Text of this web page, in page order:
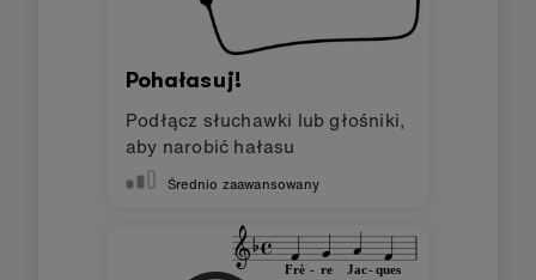
Pohałasuj!
Podłącz słuchawki lub głośniki,
aby narobić hałasu
Średnio zaawansowany